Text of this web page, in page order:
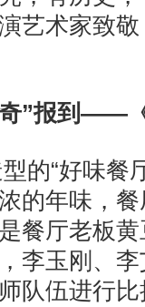
艺术家致
”报到——
的“好味餐
的年味，
餐厅老板
李玉刚、
队伍进行